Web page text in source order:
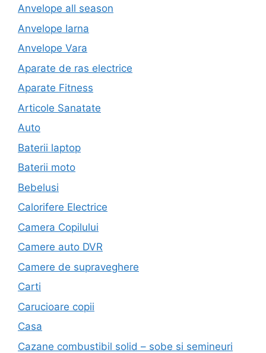
Anvelope all season
Anvelope Iarna
Anvelope Vara
Aparate de ras electrice
Aparate Fitness
Articole Sanatate
Auto
Baterii laptop
Baterii moto
Bebelusi
Calorifere Electrice
Camera Copilului
Camere auto DVR
Camere de supraveghere
Carti
Carucioare copii
Casa
Cazane combustibil solid – sobe si semineuri